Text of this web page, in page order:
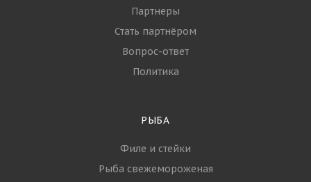
Партнеры
Стать партнёром
Вопрос-ответ
Политика
РЫБА
Филе и стейки
Рыба свежемороженая